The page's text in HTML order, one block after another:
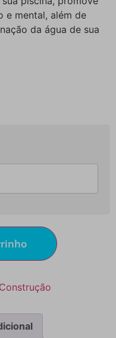
e mental, além de
da água de sua
Construção